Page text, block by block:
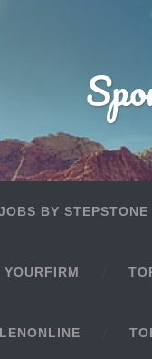
BY STEPSTONE